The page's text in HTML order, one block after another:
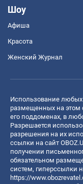
Шоу
Афиша
Красота
Женский Журнал
Использование любых
размещенных на этом
его поддоменах, в
Разрешается
разрешения на их
ссылки на сайт
получении
обязательном
систем, гиперссылки
https://